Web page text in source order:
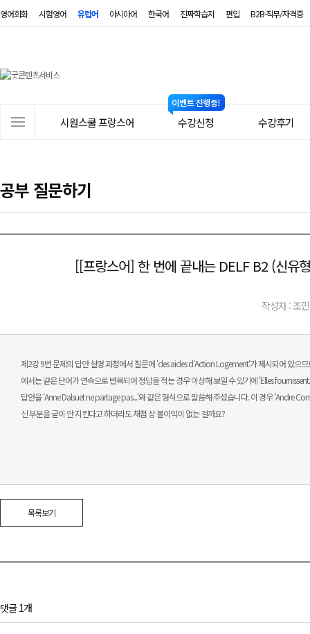
영어회화 시험영어 유럽어 아시아어 한국어 진짜학습지 편입 B2B·직무/자격증
어
뉴
시원스쿨 프랑스어 수강신청 수강후기
공부 질문하기
[[프랑스어] 한 번에 끝내는 DELF B2 (신유
작성자 : 조
제2강 9번 문제의 답안 설명 과정에서 질문에 'des aides d'Action Logement'가 제시되어 있으
에서는 같은 단어가 연속으로 반복되어 정답을 적는 경우 이상해 보일 수 있기에 'Elles
답안을 'Anne Dalsuet ne partage pas...'와 같은 형식으로 말씀해 주셨습니다. 이 경우 'Andre
신 부분을 굳이 안 지킨다고 하더라도 채점 상 불이익이 없는 걸까요?
목록보기
댓글 1개